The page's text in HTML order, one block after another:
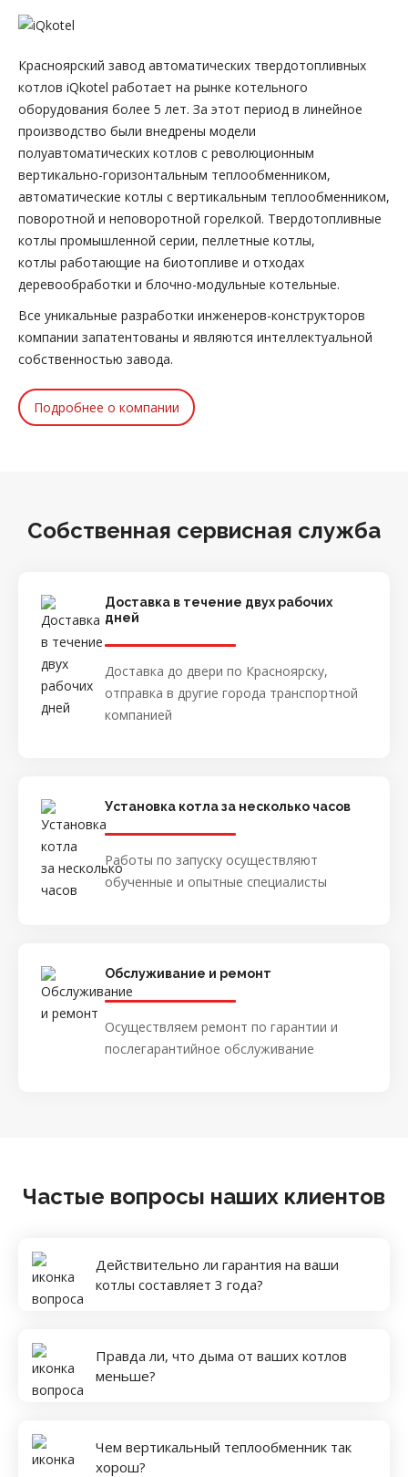
Красноярский завод автоматических твердотопливных
котлов iQkotel работает на рынке котельного
оборудования более 5 лет. За этот период в линейное
производство были внедрены модели
полуавтоматических котлов с революционным
вертикально-горизонтальным теплообменником,
автоматические котлы с вертикальным теплообменником,
поворотной и неповоротной горелкой. Твердотопливные
котлы промышленной серии, пеллетные котлы,
котлы работающие на биотопливе и отходах
деревообработки и блочно-модульные котельные.
Все уникальные разработки инженеров-конструкторов
компании запатентованы и являются интеллектуальной
собственностью завода.
Подробнее о компании
Собственная сервисная служба
Доставка в течение двух рабочих
дней
Доставка до двери по Красноярску,
отправка в другие города транспортной
компанией
Установка котла за несколько часов
Работы по запуску осуществляют
обученные и опытные специалисты
Обслуживание и ремонт
Осуществляем ремонт по гарантии и
послегарантийное обслуживание
Частые вопросы наших клиентов
Действительно ли гарантия на ваши
котлы составляет 3 года?
Правда ли, что дыма от ваших котлов
меньше?
Чем вертикальный теплообменник так
хорош?